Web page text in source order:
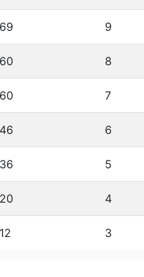
69 9
60 8
60 7
46 6
36 5
20 4
12 3